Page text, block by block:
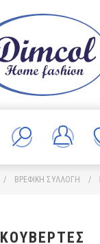
/ ΒΡΕΦΙΚΗ ΣΥΛΛΟΓΗ /
ΚΟΥΒΕΡΤΕΣ